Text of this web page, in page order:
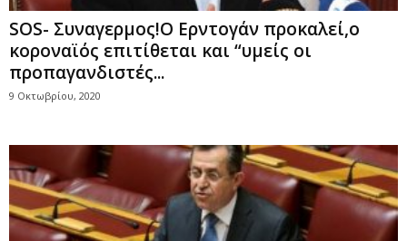
SOS- Συναγερμος!Ο Ερντογάν προκαλεί,ο
κοροναϊός επιτίθεται και “υμείς οι
προπαγανδιστές...
9 Οκτωβρίου, 2020